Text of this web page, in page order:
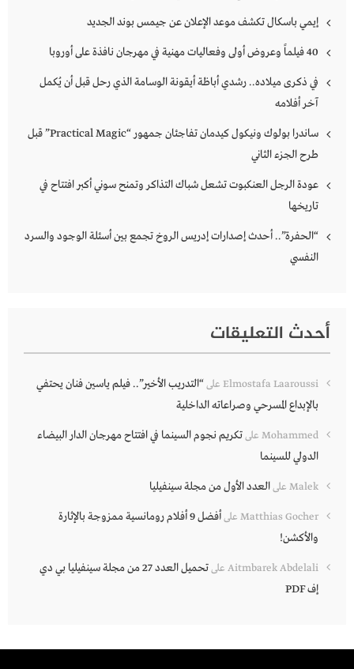
إيمي باسكال تكشف موعد الإعلان عن جيمس بوند الجديد
40 فيلماً وعروض أولى وفعاليات مهنية في مهرجان نافذة على أوروبا
في ذكرى ميلاده.. رشدي أباظة أيقونة الوسامة الذي رحل قبل أن يُكمل
آخر أفلامه
ساندرا بولوك ونيكول كيدمان تفاجئان جمهور “Practical Magic” قبل
طرح الجزء الثاني
عودة الرجل العنكبوت تشعل شباك التذاكر وتمنح سوني أكبر افتتاح في
تاريخها
“الحفرة”.. أحدث إصدارات إدريس الروخ تجمع بين أسئلة الوجود والسرد
النفسي
أحدث التعليقات
Elmostafa Laaroussi على“التدريب الأخير”.. فيلم ياسين فنان يحتفي
بالإبداع المسرحي وصراعاته الداخلية
Mohammed علىتكريم نجوم السينما في افتتاح مهرجان الدار البيضاء
الدولي للسينما
Malek علىالعدد الأول من مجلة سينفيليا
Matthias Gocher على
أفضل 9 أفلام رومانسية ممزوجة بالإثارة
والأكشن!
Aitmbarek Abdelali على
تحميل العدد 27 من مجلة سينفيليا بي دي
إف PDF